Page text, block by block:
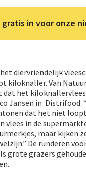
in voor onze
diervriendelijk
kiloknaller. Van
dat het
Jansen in Distrifood.
dat het niet
vlees in de
maar kijken
De runderen
grote grazers